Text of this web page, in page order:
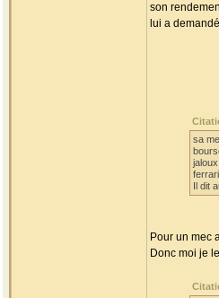
son
lui a
sa
Il dit
Pour un mec
Donc moi je